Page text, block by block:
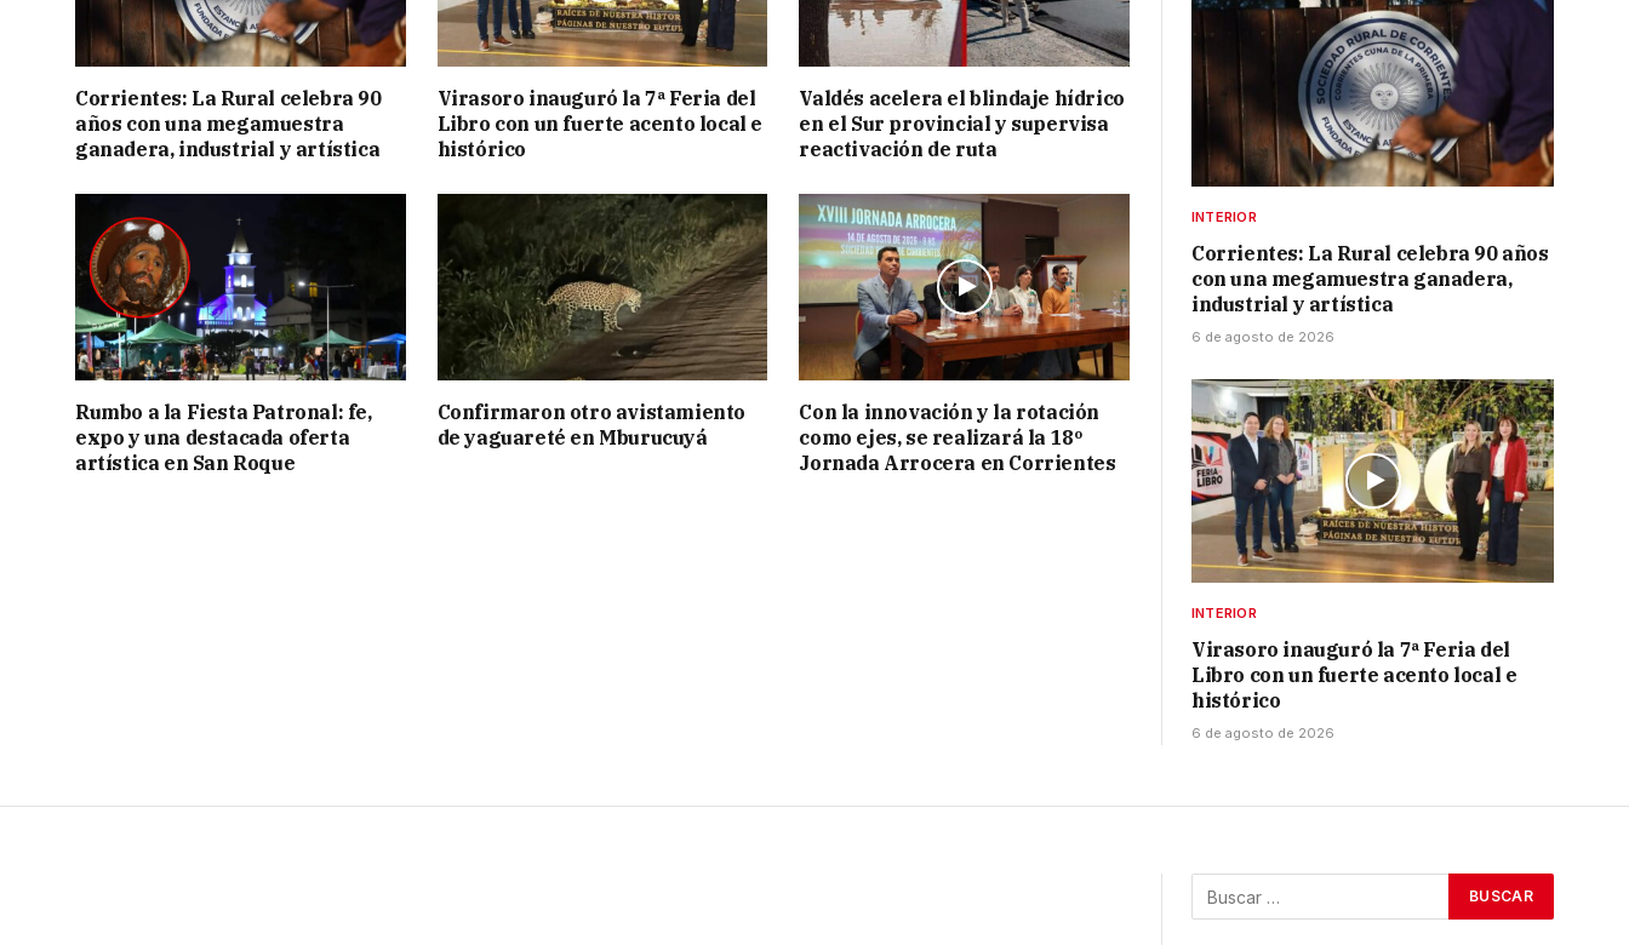
Corrientes: La Rural celebra 90
años con una megamuestra
ganadera, industrial y artística
Virasoro inauguró la 7ª Feria del
Libro con un fuerte acento local e
histórico
Valdés acelera el blindaje hídrico
en el Sur provincial y supervisa
reactivación de ruta
Rumbo a la Fiesta Patronal: fe,
expo y una destacada oferta
artística en San Roque
Confirmaron otro avistamiento
de yaguareté en Mburucuyá
Con la innovación y la rotación
como ejes, se realizará la 18º
Jornada Arrocera en Corrientes
INTERIOR
Corrientes: La Rural celebra 90 años
con una megamuestra ganadera,
industrial y artística
6 de agosto de 2026
INTERIOR
Virasoro inauguró la 7ª Feria del
Libro con un fuerte acento local e
histórico
6 de agosto de 2026